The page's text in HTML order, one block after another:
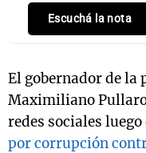
Escuchá la nota
El gobernador de la
Maximiliano
redes sociales
por corrupción
Notas
Mundial